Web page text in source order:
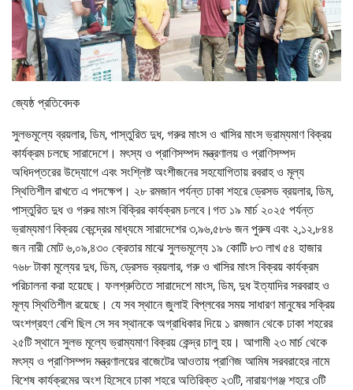
জ্যেষ্ঠ প্রতিবেদক
সুলভমূল্যে ব্রয়লার, ডিম, পাস্তুরিত দুধ, গরুর মাংস ও খাসির মাংস ভ্রাম্যমাণ বিক্রয়
কার্যক্রম চলছে সারাদেশে। মৎস্য ও প্রাণিসম্পদ মন্ত্রণালয় ও প্রাণিসম্পদ
অধিদপ্তরের উদ্যোগে এবং সংশ্লিষ্ট অংশীজনের সহযোগিতায় রবরাহ ও মূল্য
স্থিতিশীল রাখতে এ পদক্ষেপ। ২৮ রমজান পর্যন্ত ঢাকা শহরে ড্রেসড ব্রয়লার, ডিম,
পাস্তুরিত দুধ ও গরুর মাংস বিক্রির কার্যক্রম চলবে।গত ১৯ মার্চ ২০২৫ পর্যন্ত
ভ্রাম্যমাণ বিক্রয় কেন্দ্রের মাধ্যমে সারাদেশের ৩,৯৬,৫৮৬ জন পুরুষ এবং ২,১২,৮৪৪
জন নারী মোট ৬,০৯,৪৩০ ক্রেতার মাঝে সুলভমূল্যে ১৯ কোটি ৮৩ লাখ ৫৪ হাজার
৭৬৮ টাকা মূল্যের দুধ, ডিম, ড্রেসড ব্রয়লার, গরু ও খাসির মাংস বিক্রয় কার্যক্রম
পরিচালনা করা হয়েছে। ফলশ্রুতিতে সারাদেশে মাংস, ডিম, দুধ ইত্যাদির সরবরাহ ও
মূল্য স্থিতিশীল রয়েছে। যে সব স্থানে জুলাই বিপ্লবের সময় সাধারণ মানুষের সক্রিয়
অংশগ্রহণ বেশি ছিল সে সব স্থানকে অগ্রাধিকার দিয়ে ১ রমজান থেকে ঢাকা শহরের
২৫টি স্থানে সুলভ মূল্যে ভ্রাম্যমাণ বিক্রয় কেন্দ্র চালু হয়। আগামী ২৩ মার্চ থেকে
মৎস্য ও প্রাণিসম্পদ মন্ত্রণালয়ের বাজেটের আওতায় প্রাণিজ আমিষ সরবরাহের নামে
বিশেষ কার্যক্রমের অংশ হিসেবে ঢাকা শহরে অতিরিক্ত ২৩টি, নারায়ণগঞ্জ শহরে ৩টি